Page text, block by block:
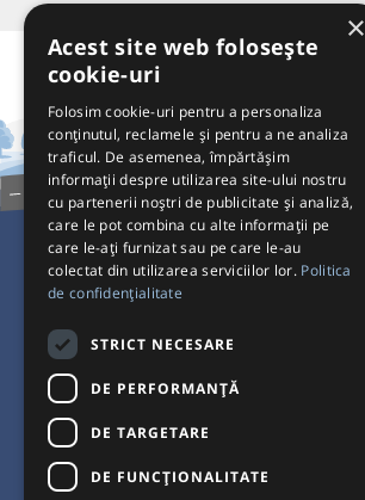
Pentru Călători
Pentru Transportatori
Interacționăm
Acceptăm plăți cu
×
Acest site web folosește
cookie-uri
Folosim cookie-uri pentru a personaliza
conținutul, reclamele și pentru a ne analiza
traficul. De asemenea, împărtășim
informații despre utilizarea site-ului nostru
cu partenerii noștri de publicitate și analiză,
care le pot combina cu alte informații pe
care le-ați furnizat sau pe care le-au
colectat din utilizarea serviciilor lor. Politica
de confidențialitate
STRICT NECESARE
DE PERFORMANȚĂ
DE TARGETARE
DE FUNCŢIONALITATE